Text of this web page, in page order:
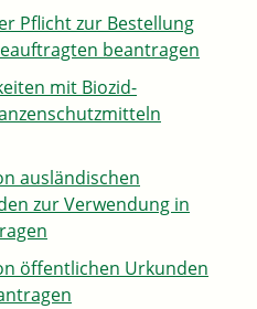
Pflicht zur Bestellung
beantragen
mit Biozid-
ausländischen
zur Verwendung in
öffentlichen Urkunden